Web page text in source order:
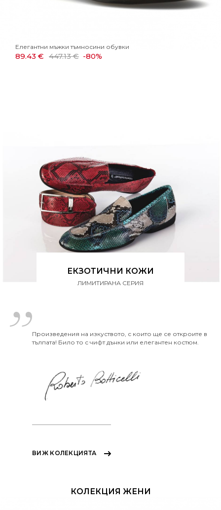
Елегантни мъжки тъмносини обувки
89.43 € 447.13 € -80%
ЕКЗОТИЧНИ КОЖИ
ЛИМИТИРАНА СЕРИЯ
Произведения на изкуството, с които ще се откроите в
тълпата! Било то с чифт дънки или елегантен костюм.
ВИЖ КОЛЕКЦИЯТА
КОЛЕКЦИЯ ЖЕНИ